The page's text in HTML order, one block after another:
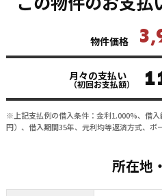
物件価格
月々の支払い
（初回お支払額）
※上記支払例の借入条件：金利1.000%、借入
円）、借入期間35年、元利均等返済方式、ボ
所在地